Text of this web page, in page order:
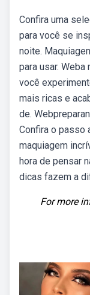
Confira uma
para você se
noite.
para usar.
você
mais ricas e
de.
Confira o passo
maquiagem
hora de pensar
dicas fazem a
For more